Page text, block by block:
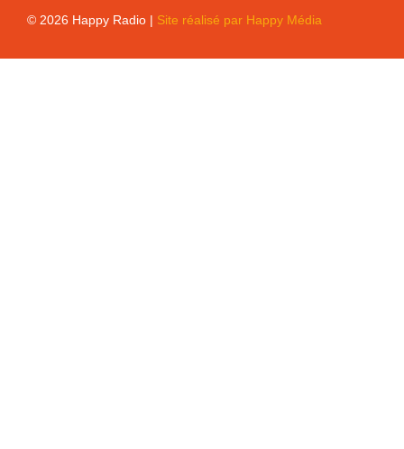
© 2026 Happy Radio | Site réalisé par Happy Média